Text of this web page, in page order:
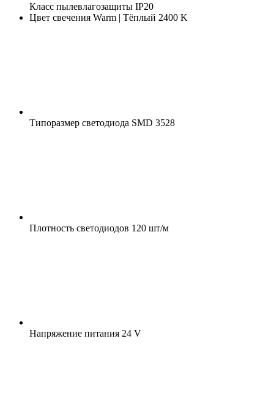
Класс пылевлагозащиты IP20
Цвет свечения Warm | Тёплый 2400 K
Типоразмер светодиода SMD 3528
Плотность светодиодов 120 шт/м
Напряжение питания 24 V